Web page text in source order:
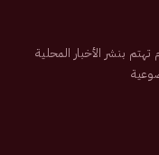
إلكترونية سعودية تم تأسيسها عام 2007م تهتم بنشر الأخبار المحلية